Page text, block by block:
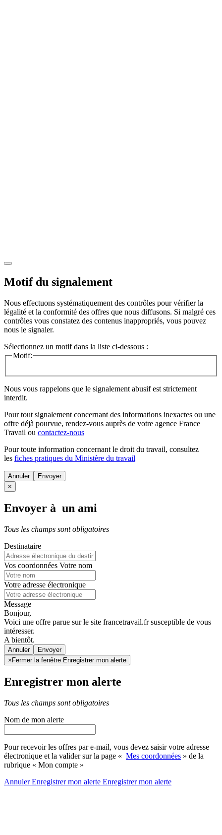
Motif du signalement
Nous effectuons systématiquement des contrôles pour vérifier la
légalité et la conformité des offres que nous diffusons. Si malgré ces
contrôles vous constatez des contenus inappropriés, vous pouvez
nous le signaler.
Sélectionnez un motif dans la liste ci-dessous :
Motif:
Nous vous rappelons que le signalement abusif est strictement
interdit.
Pour tout signalement concernant des informations inexactes ou une
offre déjà pourvue, rendez-vous auprès de votre agence France
Travail ou contactez-nous
Pour toute information concernant le droit du travail, consultez
les fiches pratiques du Ministère du travail
Annuler
×
Envoyer à un ami
Tous les champs sont obligatoires
Destinataire
Vos coordonnées Votre nom
Votre adresse électronique
Message
Bonjour,
Voici une offre parue sur le site francetravail.fr susceptible de vous
intéresser.
A bientôt.
Annuler
× Fermer la fenêtre Enregistrer mon alerte
Enregistrer mon alerte
Tous les champs sont obligatoires
Nom de mon alerte
Pour recevoir les offres par e-mail, vous devez saisir votre adresse
électronique et la valider sur la page « Mes coordonnées » de la
rubrique « Mon compte »
AnnulerEnregistrer mon alerte Enregistrermon alerte